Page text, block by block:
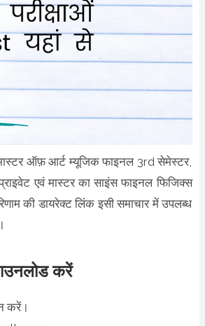
ऑफ़ आर्ट म्यूजिक फाइनल 3rd सेमेस्टर,
एवं मास्टर का साइंस फाइनल फिजिक्स
की डायरेक्ट लिंक इसी समाचार में उपलब्ध
करें
करें।